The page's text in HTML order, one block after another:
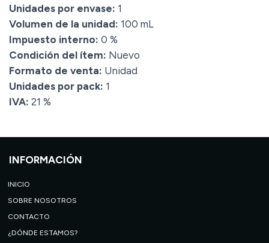
Unidades por envase: 1
Volumen de la unidad: 100 mL
Impuesto interno: 0 %
Condición del ítem: Nuevo
Formato de venta: Unidad
Unidades por pack: 1
IVA: 21 %
INFORMACIÓN
INICIO
SOBRE NOSOTROS
CONTACTO
¿DÓNDE ESTAMOS?